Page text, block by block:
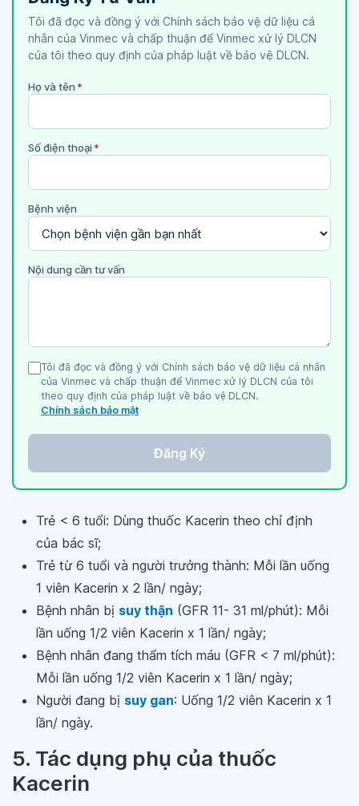
Tôi đã đọc và đồng ý với Chính sách bảo vệ dữ liệu cá
nhân của Vinmec và chấp thuận để Vinmec xử lý DLCN
của tôi theo quy định của pháp luật về bảo vệ DLCN.
Họ và tên*
Số điện thoại*
Bệnh viện
Nội dung cần tư vấn
Tôi đã đọc và đồng ý với Chính sách bảo vệ dữ liệu cá nhân
của Vinmec và chấp thuận để Vinmec xử lý DLCN của tôi
theo quy định của pháp luật về bảo vệ DLCN.
Chính sách bảo mật
Đăng Ký
Trẻ < 6 tuổi: Dùng thuốc Kacerin theo chỉ định
của bác sĩ;
Trẻ từ 6 tuổi và người trưởng thành: Mỗi lần uống
1 viên Kacerin x 2 lần/ ngày;
Bệnh nhân bị suy thận (GFR 11- 31 ml/phút): Mỗi
lần uống 1/2 viên Kacerin x 1 lần/ ngày;
Bệnh nhân đang thẩm tích máu (GFR < 7 ml/phút):
Mỗi lần uống 1/2 viên Kacerin x 1 lần/ ngày;
Người đang bị suy gan: Uống 1/2 viên Kacerin x 1
lần/ ngày.
5. Tác dụng phụ của thuốc
Kacerin